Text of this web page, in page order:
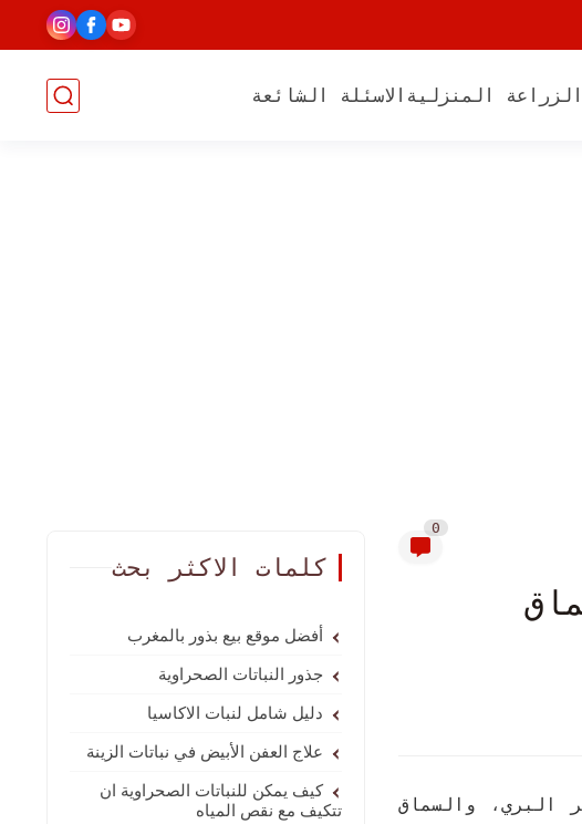
المنزلية الاسئلة الشائعة
0
البري، والسماق
كلمات الاكثر بحث
أفضل موقع بيع بذور بالمغرب
جذور النباتات الصحراوية
دليل شامل لنبات الاكاسيا
علاج العفن الأبيض في نباتات الزينة
كيف يمكن للنباتات الصحراوية ان
تتكيف مع نقص المياه